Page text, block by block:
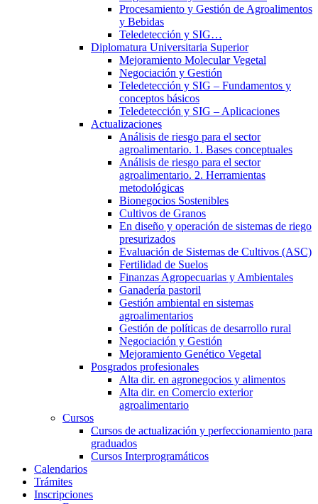
Procesamiento y Gestión de Agroalimentos
y Bebidas
Teledetección y SIG…
Diplomatura Universitaria Superior
Mejoramiento Molecular Vegetal
Negociación y Gestión
Teledetección y SIG – Fundamentos y
conceptos básicos
Teledetección y SIG – Aplicaciones
Actualizaciones
Análisis de riesgo para el sector
agroalimentario. 1. Bases conceptuales
Análisis de riesgo para el sector
agroalimentario. 2. Herramientas
metodológicas
Bionegocios Sostenibles
Cultivos de Granos
En diseño y operación de sistemas de riego
presurizados
Evaluación de Sistemas de Cultivos (ASC)
Fertilidad de Suelos
Finanzas Agropecuarias y Ambientales
Ganadería pastoril
Gestión ambiental en sistemas
agroalimentarios
Gestión de políticas de desarrollo rural
Negociación y Gestión
Mejoramiento Genético Vegetal
Posgrados profesionales
Alta dir. en agronegocios y alimentos
Alta dir. en Comercio exterior
agroalimentario
Cursos
Cursos de actualización y perfeccionamiento para
graduados
Cursos Interprogramáticos
Calendarios
Trámites
Inscripciones